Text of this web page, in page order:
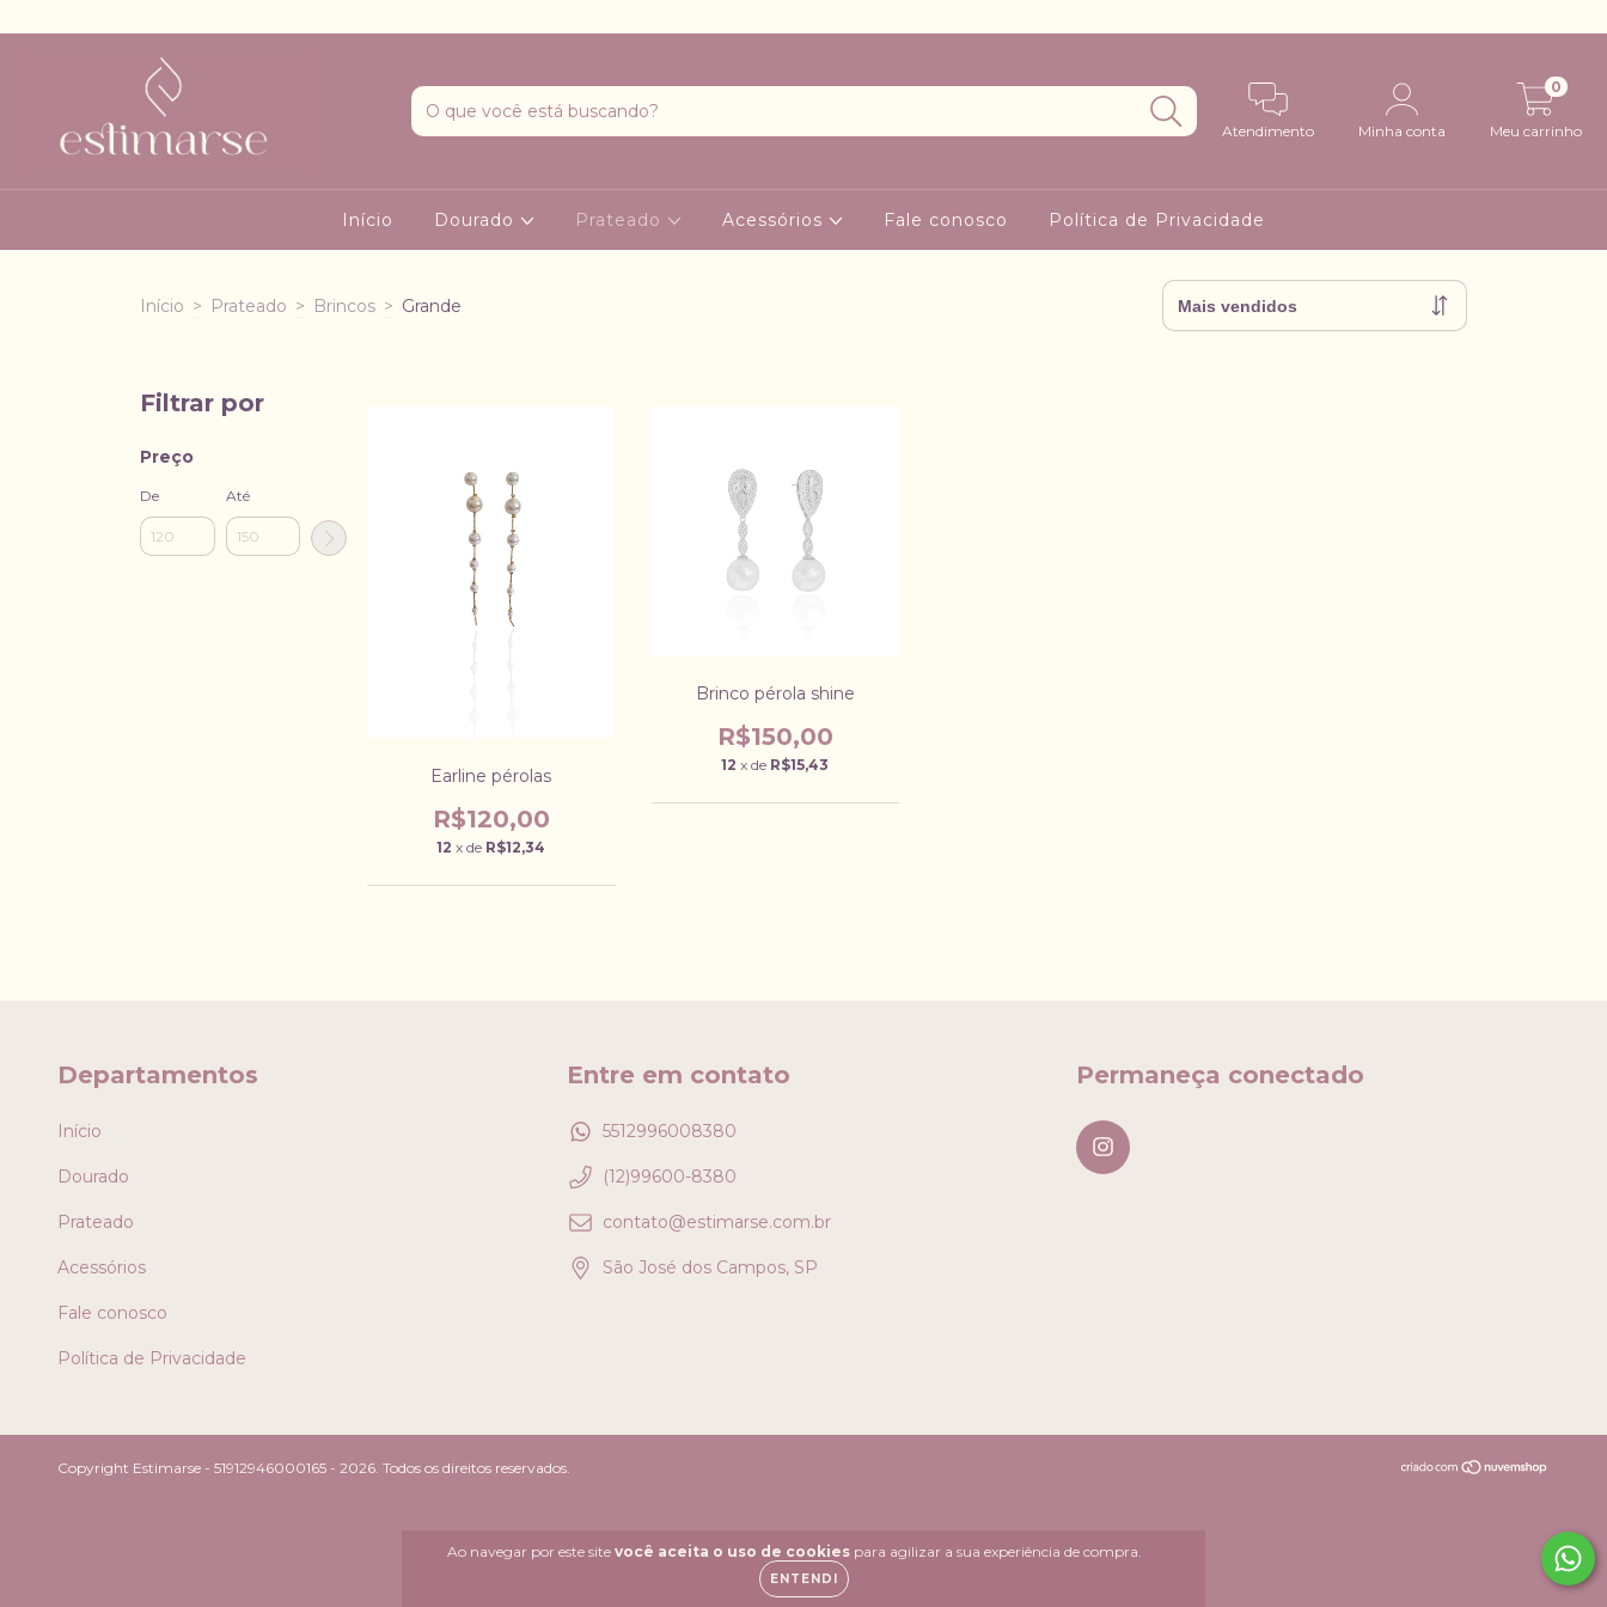
Atendimento Minha conta Meu carrinho
0
Início Dourado Prateado Acessórios Fale conosco Política de Privacidade
Ao navegar por este site você aceita o uso de cookiespara agilizar a sua experiência de compra.
ENTENDI
Início > Prateado > Brincos > Grande
Filtrar por
Preço
De Até
Earline pérolas
R$120,00
12 x de R$12,34
Brinco pérola shine
R$150,00
12 x de R$15,43
Departamentos
Início
Dourado
Prateado
Acessórios
Fale conosco
Política de Privacidade
Entre em contato
5512996008380
(12)99600-8380
contato@estimarse.com.br
São José dos Campos, SP
Permaneça conectado
Copyright Estimarse - 51912946000165 - 2026. Todos os direitos reservados.